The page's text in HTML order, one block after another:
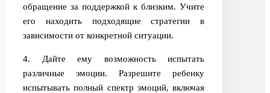
обращение за поддержкой к близким. Учите
его находить подходящие стратегии в
зависимости от конкретной ситуации.
4. Дайте ему возможность испытать
различные эмоции. Разрешите ребенку
испытывать полный спектр эмоций, включая